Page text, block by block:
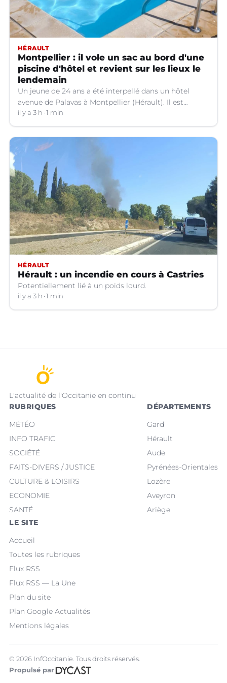
HÉRAULT
Montpellier : il vole un sac au bord d'une
piscine d'hôtel et revient sur les lieux le
lendemain
Un jeune de 24 ans a été interpellé dans un hôtel
avenue de Palavas à Montpellier (Hérault). Il est
suspecté d'avoir volé le sac d'une cliente.
il y a 3 h 1 min
HÉRAULT
Hérault : un incendie en cours à Castries
Potentiellement lié à un poids lourd.
il y a 3 h 1 min
L'actualité de l'Occitanie en continu
RUBRIQUES
MÉTÉO
INFO TRAFIC
SOCIÉTÉ
FAITS-DIVERS / JUSTICE
CULTURE & LOISIRS
ECONOMIE
SANTÉ
DÉPARTEMENTS
Gard
Hérault
Aude
Pyrénées-Orientales
Lozère
Aveyron
Ariège
LE SITE
Accueil
Toutes les rubriques
Flux RSS
Flux RSS — La Une
Plan du site
Plan Google Actualités
Mentions légales
© 2026 InfOccitanie. Tous droits réservés.
Propulsé par